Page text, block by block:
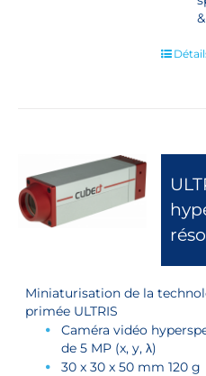
Miniaturisation de la
primée ULTRIS
Caméra vidéo
de 5 MP (x, y, λ)
30 x 30 x 50 mm 120 g